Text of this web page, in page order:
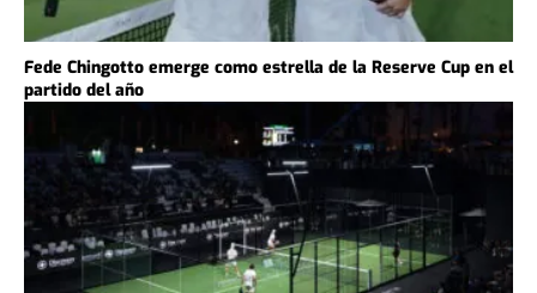
Fede Chingotto emerge como estrella de la Reserve Cup en el
partido del año